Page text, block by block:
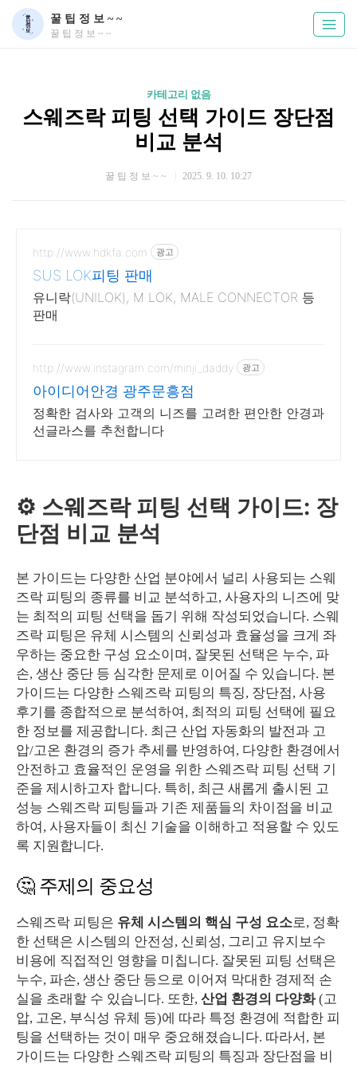
꿀 팁 정 보 ~ ~
꿀 팁 정 보 ~ ~
카테고리 없음
스웨즈락 피팅 선택 가이드 장단점
비교 분석
꿀 팁 정 보 ~ ~ 2025. 9. 10. 10:27
http://www.hdkfa.com 광고
SUS LOK피팅 판매
유니락(UNILOK), M LOK, MALE CONNECTOR 등
판매
http://www.instagram.com/minji_daddy 광고
아이디어안경 광주문흥점
정확한 검사와 고객의 니즈를 고려한 편안한 안경과
선글라스를 추천합니다
⚙️ 스웨즈락 피팅 선택 가이드: 장
단점 비교 분석
본 가이드는 다양한 산업 분야에서 널리 사용되는 스웨
즈락 피팅의 종류를 비교 분석하고, 사용자의 니즈에 맞
는 최적의 피팅 선택을 돕기 위해 작성되었습니다. 스웨
즈락 피팅은 유체 시스템의 신뢰성과 효율성을 크게 좌
우하는 중요한 구성 요소이며, 잘못된 선택은 누수, 파
손, 생산 중단 등 심각한 문제로 이어질 수 있습니다. 본
가이드는 다양한 스웨즈락 피팅의 특징, 장단점, 사용
후기를 종합적으로 분석하여, 최적의 피팅 선택에 필요
한 정보를 제공합니다. 최근 산업 자동화의 발전과 고
압/고온 환경의 증가 추세를 반영하여, 다양한 환경에서
안전하고 효율적인 운영을 위한 스웨즈락 피팅 선택 기
준을 제시하고자 합니다. 특히, 최근 새롭게 출시된 고
성능 스웨즈락 피팅들과 기존 제품들의 차이점을 비교
하여, 사용자들이 최신 기술을 이해하고 적용할 수 있도
록 지원합니다.
🤔 주제의 중요성
스웨즈락 피팅은 유체 시스템의 핵심 구성 요소로, 정확
한 선택은 시스템의 안전성, 신뢰성, 그리고 유지보수
비용에 직접적인 영향을 미칩니다. 잘못된 피팅 선택은
누수, 파손, 생산 중단 등으로 이어져 막대한 경제적 손
실을 초래할 수 있습니다. 또한, 산업 환경의 다양화(고
압, 고온, 부식성 유체 등)에 따라 특정 환경에 적합한 피
팅을 선택하는 것이 매우 중요해졌습니다. 따라서, 본
가이드는 다양한 스웨즈락 피팅의 특징과 장단점을 비